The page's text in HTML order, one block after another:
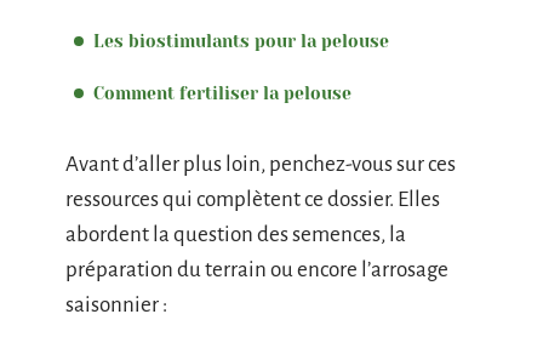
Les biostimulants pour la pelouse
Comment fertiliser la pelouse
Avant d’aller plus loin, penchez-vous sur ces
ressources qui complètent ce dossier. Elles
abordent la question des semences, la
préparation du terrain ou encore l’arrosage
saisonnier :